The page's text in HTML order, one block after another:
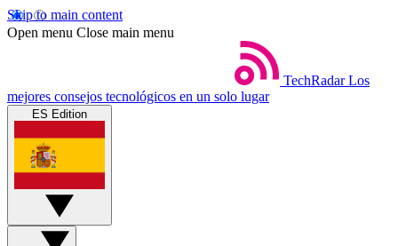
Skip to main content
Open menu Close main menu
TechRadar Los
mejores consejos tecnológicos en un solo lugar
ES Edition